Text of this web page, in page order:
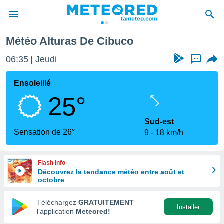
de
en
Météo Alturas De Cibuco
06:35 Jeudi ...
Ensoleillé
25°
Sensation de 26°
Sud-est
9
18 km/h
Flash info
Découvrez la tendance météo entre août et
octobre
Téléchargez GRATUITEMENT
l’application Meteored!
Installer